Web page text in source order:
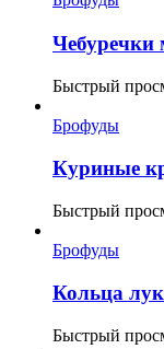
Чебуречки
Быстрый
Брофуды
Куриные
Быстрый
Брофуды
Кольца
Быстрый